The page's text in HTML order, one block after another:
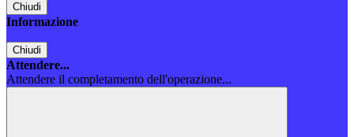
Chiudi
Informazione
Chiudi
Attendere...
Attendere il completamento dell'operazione...